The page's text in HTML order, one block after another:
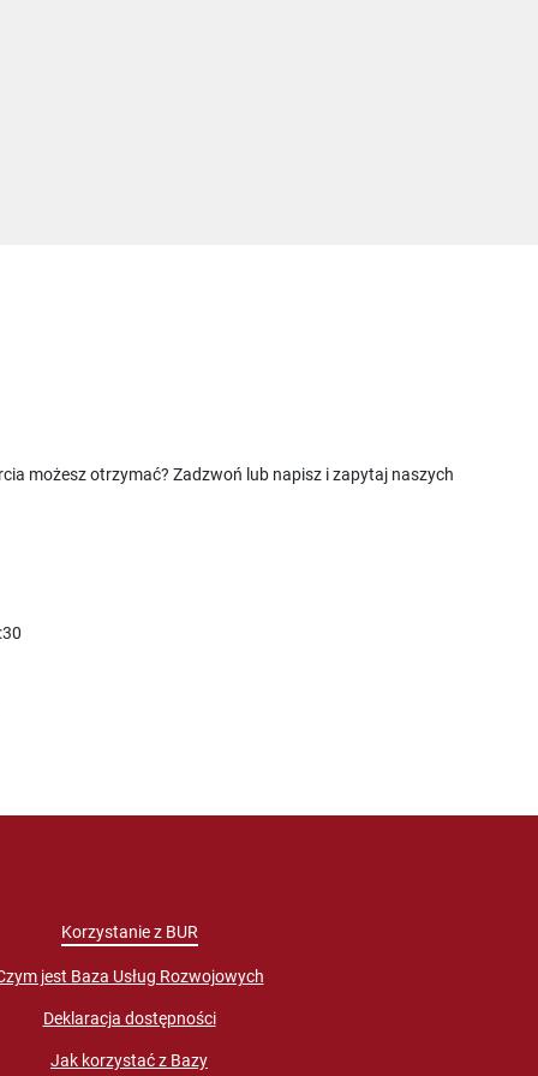
możesz otrzymać? Zadzwoń lub napisz i zapytaj naszych
Korzystanie z BUR
jest Baza Usług Rozwojowych
Deklaracja dostępności
Jak korzystać z Bazy